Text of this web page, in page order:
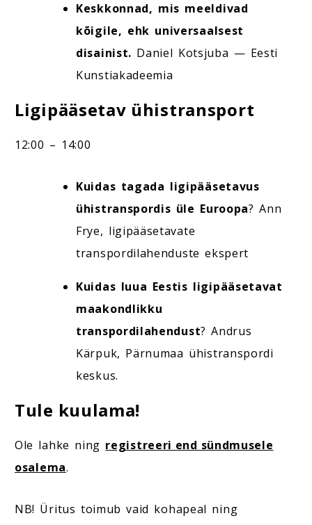
Keskkonnad, mis meeldivad
kõigile, ehk universaalsest
disainist. Daniel Kotsjuba — Eesti
Kunstiakadeemia
Ligipääsetav ühistransport
12:00 – 14:00
Kuidas tagada ligipääsetavus
ühistranspordis üle Euroopa? Ann
Frye, ligipääsetavate
transpordilahenduste ekspert
Kuidas luua Eestis ligipääsetavat
maakondlikku
transpordilahendust? Andrus
Kärpuk, Pärnumaa ühistranspordi
keskus.
Tule kuulama!
Ole lahke ning registreeri end sündmusele
osalema.
NB! Üritus toimub vaid kohapeal ning